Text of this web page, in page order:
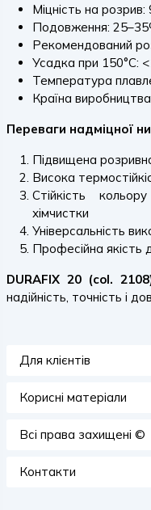
Міцність на розрив:
Подовження:
Рекомендований
Усадка при 150°C:
Температура
Країна
Переваги надміцної
Підвищена розривна
Висока
Стійкість
хімчистки
Універсальність
Професійна якість
DURAFIX 20 (col.
надійність, точність і
Для клієнтів
Корисні матеріали
Всi права захищенi ©
Контакти